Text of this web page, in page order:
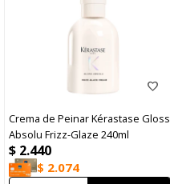
Crema de Peinar Kérastase Gloss
Absolu Frizz-Glaze 240ml
$ 2.440
$ 2.074